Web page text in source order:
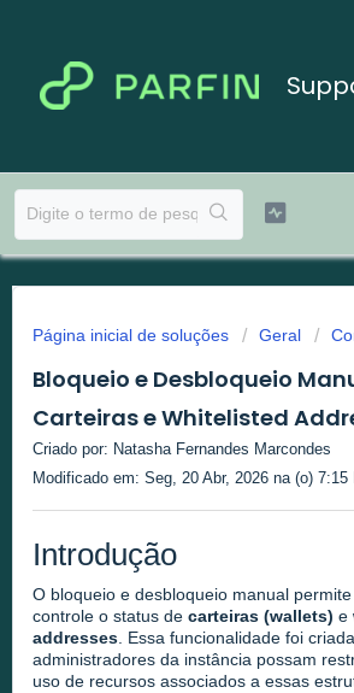
Página inicial de soluções Geral
Bloqueio e Desbloqueio
Carteiras e Whitelisted
Criado por: Natasha Fernandes Marcondes
Modificado em: Seg, 20 Abr, 2026 na (o) 7:15
Introdução
O bloqueio e desbloqueio manual
controle o status de carteiras (wallets) e
addresses. Essa funcionalidade foi
administradores da instância possam
uso de recursos associados a essas